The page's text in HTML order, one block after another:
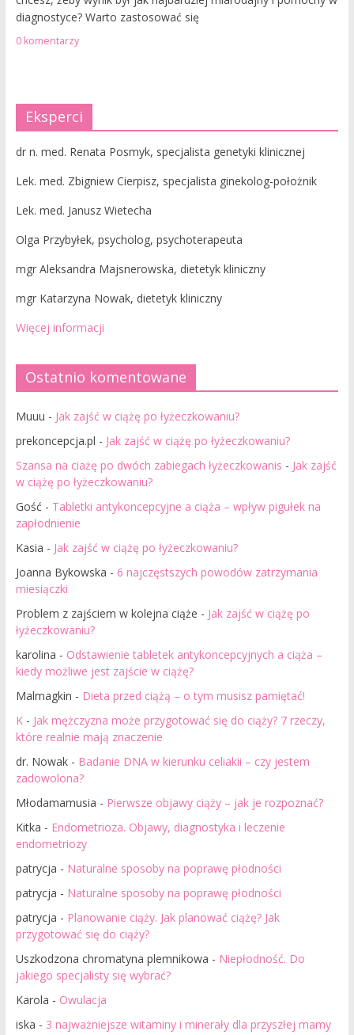
diagnostyce? Warto zastosować się
0 komentarzy
Eksperci
dr n. med. Renata Posmyk, specjalista genetyki klinicznej
Lek. med. Zbigniew Cierpisz, specjalista ginekolog-położnik
Lek. med. Janusz Wietecha
Olga Przybyłek, psycholog, psychoterapeuta
mgr Aleksandra Majsnerowska, dietetyk kliniczny
mgr Katarzyna Nowak, dietetyk kliniczny
Więcej informacji
Ostatnio komentowane
Muuu - Jak zajść w ciążę po łyżeczkowaniu?
prekoncepcja.pl - Jak zajść w ciążę po łyżeczkowaniu?
Szansa na ciażę po dwóch zabiegach łyżeczkowanis - Jak zajść
w ciążę po łyżeczkowaniu?
Gość - Tabletki antykoncepcyjne a ciąża – wpływ pigułek na
zapłodnienie
Kasia - Jak zajść w ciążę po łyżeczkowaniu?
Joanna Bykowska - 6 najczęstszych powodów zatrzymania
miesiączki
Problem z zajściem w kolejna ciąże - Jak zajść w ciążę po
łyżeczkowaniu?
karolina - Odstawienie tabletek antykoncepcyjnych a ciąża –
kiedy możliwe jest zajście w ciążę?
Malmagkin - Dieta przed ciążą – o tym musisz pamiętać!
K- Jak mężczyzna może przygotować się do ciąży? 7 rzeczy,
które realnie mają znaczenie
dr. Nowak- Badanie DNA w kierunku celiakii – czy jestem
zadowolona?
Młodamamusia - Pierwsze objawy ciąży – jak je rozpoznać?
Kitka - Endometrioza. Objawy, diagnostyka i leczenie
endometriozy
patrycja - Naturalne sposoby na poprawę płodności
patrycja - Naturalne sposoby na poprawę płodności
patrycja - Planowanie ciąży. Jak planować ciążę? Jak
przygotować się do ciąży?
Uszkodzona chromatyna plemnikowa - Niepłodność. Do
jakiego specjalisty się wybrać?
Karola - Owulacja
iska - 3 najważniejsze witaminy i minerały dla przyszłej mamy